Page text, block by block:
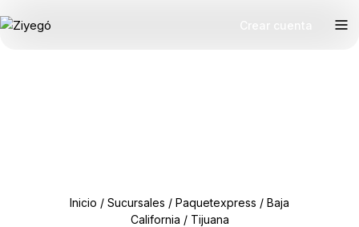
Inicio / Sucursales / Paquetexpress / Baja
California / Tijuana